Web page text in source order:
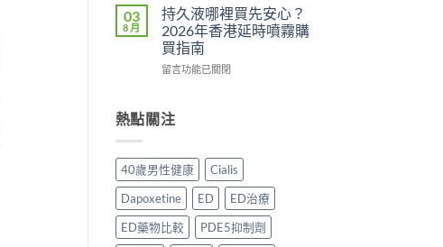
一
次
講
清
楚〉
作
用？
2026
香
港
實
價〉
中
整
分
析
2026：
常
作
全
服
用
方
法
與
香
港
邊
度
買
2026
買
渠
道
＋
價
錢
03
8 月
持久液哪裡買先安心？
2026年香港延時噴霧購
買指南
在
液
哪
買
先
安
心？
2026
年
留言功能已關閉
熱點關注
40歲男性健康
Cialis
Dapoxetine
ED
ED治療
ED藥物比較
PDE5抑制劑